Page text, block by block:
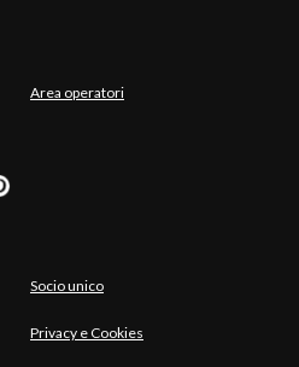
Area operatori
Socio unico
Privacy e Cookies